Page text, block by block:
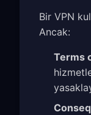
Bir VPN
Ancak:
Terms